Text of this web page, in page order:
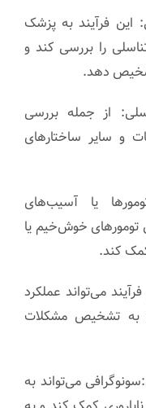
این فرآیند به پزشک
را بررسی کند و
تشخیص دهد.
از جمله بررسی
و سایر ساختارهای
یا آسیب‌های
تومورهای خوش‌خیم یا
کند.
می‌تواند عملکرد
و به تشخیص مشکلات
می‌تواند به